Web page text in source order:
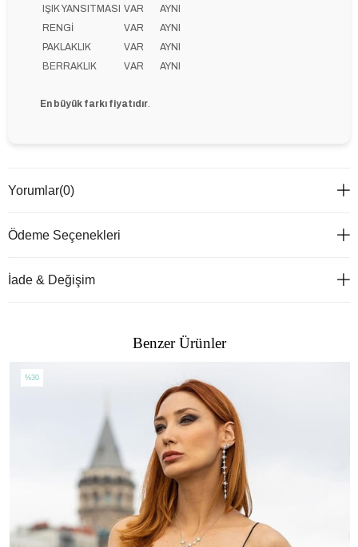
IŞIK YANSITMASI VAR
AYNI
RENGİ
VAR
AYNI
PAKLAKLIK
VAR
AYNI
BERRAKLIK
VAR AYNI
En büyük farkı fiyatıdır.
Yorumlar(0)
Ödeme Seçenekleri
İade & Değişim
Benzer Ürünler
%30